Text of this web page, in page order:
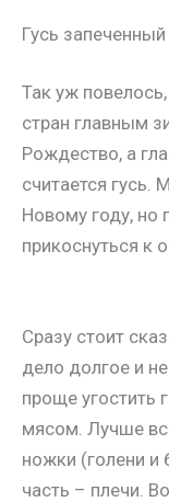
Гусь
Так уж
стран главным
Рождество, а
считается
Новому году, но
прикоснуться к
Сразу стоит
дело долгое и
проще угостить
мясом. Лучше
ножки (голени и
часть – плечи.